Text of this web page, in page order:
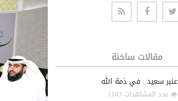
مقالات ساخنة
عنبر سعيد.. في ذمة الله
عدد المشاهدات 1143